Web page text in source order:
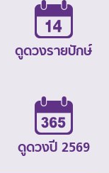
ดูดวงรายปักษ์
ดูดวงปี 2569